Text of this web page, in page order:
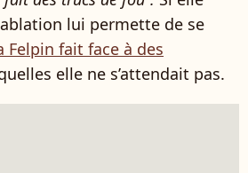
lui permette de se
Felpin fait face à des
elle ne s’attendait pas.